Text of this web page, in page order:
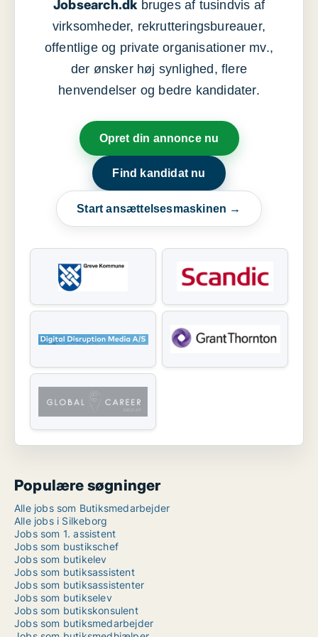
Jobsearch.dkbruges af tusindvis af
virksomheder, rekrutteringsbureauer,
offentlige og private organisationer mv.,
der ønsker høj synlighed, flere
henvendelser og bedre kandidater.
Opret din annonce nu
Find kandidat nu
Start ansættelsesmaskinen →
Populære søgninger
Alle jobs som Butiksmedarbejder
Alle jobs i Silkeborg
Jobs som 1. assistent
Jobs som bustikschef
Jobs som butikelev
Jobs som butiksassistent
Jobs som butiksassistenter
Jobs som butikselev
Jobs som butikskonsulent
Jobs som butiksmedarbejder